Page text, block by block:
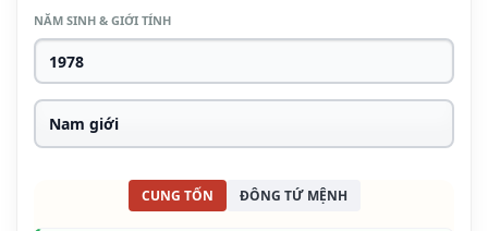
NĂM SINH & GIỚI TÍNH
CUNG TỐN ĐÔNG TỨ MỆNH